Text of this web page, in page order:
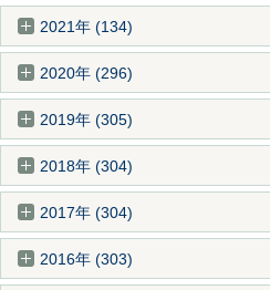
2021年 (134)
2020年 (296)
2019年 (305)
2018年 (304)
2017年 (304)
2016年 (303)